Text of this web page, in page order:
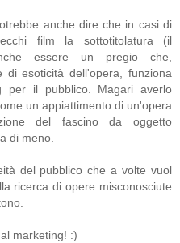
anche dire che in casi di
film la sottotitolatura (il
essere un pregio che,
di esoticità dell'opera, funziona
per il pubblico. Magari averlo
un appiattimento di un'opera
del fascino da oggetto
di meno.
del pubblico che a volte vuol
ricerca di opere misconosciute
marketing! :)